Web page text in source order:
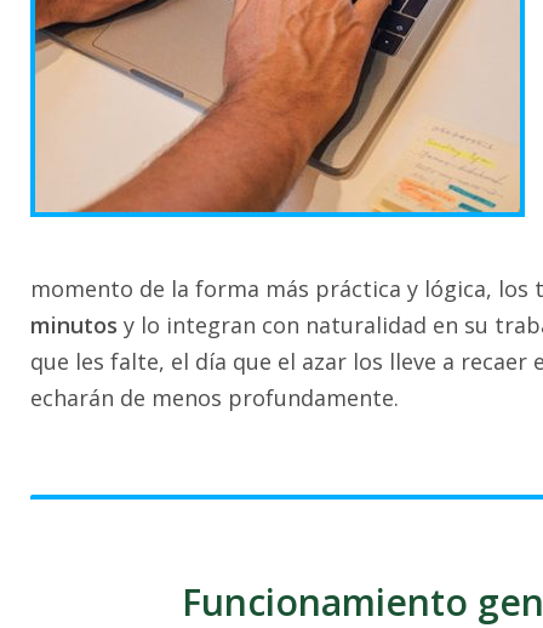
momento de la forma más práctica y lógica,
minutos y lo integran con naturalidad en su
que les falte, el día que el azar los lleve a
echarán de menos profundamente.
Funcionamiento